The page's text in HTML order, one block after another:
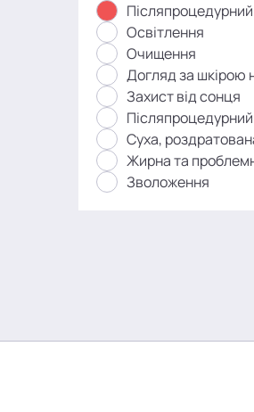
Післяпроцедурний
Освітлення
Очищення
Догляд за шкірою
Захист від сонця
Суха,
Жирна та
Зволоження